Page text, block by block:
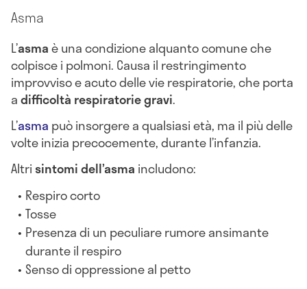
Asma
L’asmaè una condizione alquanto comune che
colpisce i polmoni. Causa il restringimento
improvviso e acuto delle vie respiratorie, che porta
adifficoltà respiratorie gravi.
L’asma può insorgere a qualsiasi età, ma il più delle
volte inizia precocemente, durante l’infanzia.
Altrisintomi dell’asma includono:
Respiro corto
Tosse
Presenza di un peculiare rumore ansimante
durante il respiro
Senso di oppressione al petto